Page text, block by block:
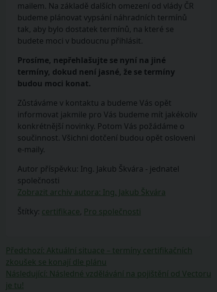
mailem. Na základě dalších omezení od vlády ČR
budeme plánovat vypsání náhradních termínů
tak, aby bylo dostatek termínů, na které se
budete moci v budoucnu přihlásit.
Prosíme, nepřehlašujte se nyní na jiné
termíny, dokud není jasné, že se termíny
budou moci konat.
Zůstáváme v kontaktu a budeme Vás opět
informovat jakmile pro Vás budeme mít jakékoliv
konkrétnější novinky. Potom Vás požádáme o
součinnost. Všichni dotčení budou opět osloveni
e-maily.
Autor příspěvku: Ing. Jakub Škvára - jednatel
společnosti
Zobrazit archiv autora: Ing. Jakub Škvára
Štítky: certifikace, Pro společnosti
Navigace
pro
příspěvek
Předchozí: Předchozí
příspěvek:
Aktuální situace – termíny certifikačních
zkoušek se konají dle plánu
Následující: Následující
Následné vzdělávání na pojištění od Vectoru
je tu!